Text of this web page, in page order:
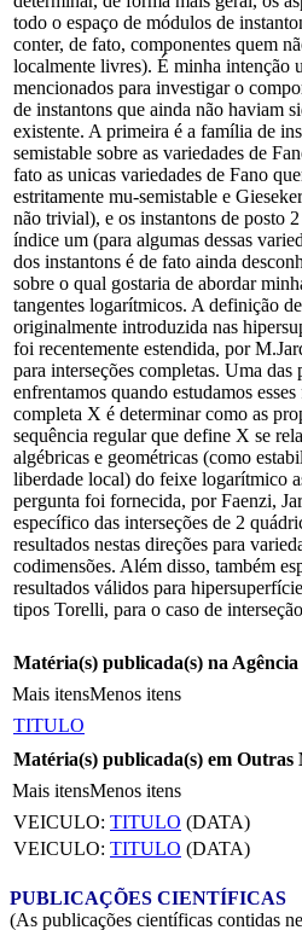
todo o espaço de módulos de
conter, de fato, componentes quem
localmente livres). É minha intenção
mencionados para investigar o
de instantons que ainda não haviam
existente. A primeira é a família de
semistable sobre as variedades de
fato as unicas variedades de Fano
estritamente mu-semistable e
não trivial), e os instantons de posto
índice um (para algumas dessas
dos instantons é de fato ainda
sobre o qual gostaria de abordar
tangentes logarítmicos. A definição
originalmente introduzida nas
foi recentemente estendida, por
para interseções completas. Uma das
enfrentamos quando estudamos
completa X é determinar como as
sequência regular que define X se
algébricas e geométricas (como
liberdade local) do feixe logarítmico
pergunta foi fornecida, por Faenzi,
específico das interseções de 2
resultados nestas direções para
codimensões. Além disso, também
resultados válidos para
tipos Torelli, para o caso de
Matéria(s) publicada(s) na
Mais itensMenos itens
TITULO
Matéria(s) publicada(s) em Outras
Mais itensMenos itens
VEICULO: TITULO (DATA)
VEICULO: TITULO (DATA)
PUBLICAÇÕES CIENTÍFICAS
(As publicações científicas contidas